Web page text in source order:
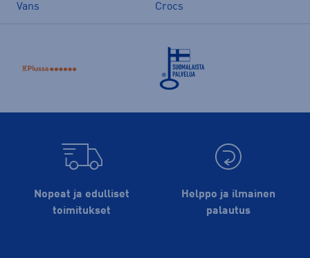
Vans
Crocs
Nopeat ja edulliset
toimitukset
Helppo ja ilmainen
palautus